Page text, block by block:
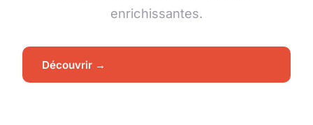
enrichissantes.
Découvrir →